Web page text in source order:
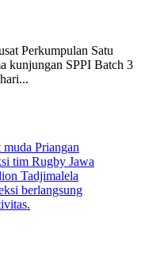
Perkumpulan Satu
kunjungan SPPI Batch 3
Priangan
tim Rugby Jawa
Tadjimalela
berlangsung